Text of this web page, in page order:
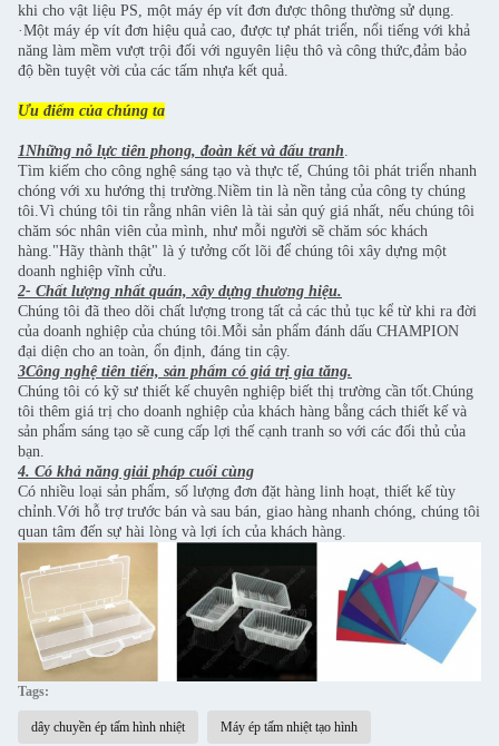
khi cho vật liệu PS, một máy ép vít đơn được thông thường sử dụng.
·Một máy ép vít đơn hiệu quả cao, được tự phát triển, nổi tiếng với khả
năng làm mềm vượt trội đối với nguyên liệu thô và công thức,đảm bảo
độ bền tuyệt vời của các tấm nhựa kết quả.
Ưu điểm của chúng ta
1Những nỗ lực tiên phong, đoàn kết và đấu tranh
Tìm kiếm cho công nghệ sáng tạo và thực tế, Chúng tôi phát triển nhanh
chóng với xu hướng thị trường.Niềm tin là nền tảng của công ty chúng
tôi.Vì chúng tôi tin rằng nhân viên là tài sản quý giá nhất, nếu chúng tôi
chăm sóc nhân viên của mình, như mỗi người sẽ chăm sóc khách
hàng."Hãy thành thật" là ý tưởng cốt lõi để chúng tôi xây dựng một
doanh nghiệp vĩnh cửu.
2- Chất lượng nhất quán, xây dựng thương hiệu.
Chúng tôi đã theo dõi chất lượng trong tất cả các thủ tục kể từ khi ra đời
của doanh nghiệp của chúng tôi.Mỗi sản phẩm đánh dấu CHAMPION
đại diện cho an toàn, ổn định, đáng tin cậy.
3Công nghệ tiên tiến, sản phẩm có giá trị gia tăng.
Chúng tôi có kỹ sư thiết kế chuyên nghiệp biết thị trường cần tốt.Chúng
tôi thêm giá trị cho doanh nghiệp của khách hàng bằng cách thiết kế và
sản phẩm sáng tạo sẽ cung cấp lợi thế cạnh tranh so với các đối thủ của
bạn.
4. Có khả năng giải pháp cuối cùng
Có nhiều loại sản phẩm, số lượng đơn đặt hàng linh hoạt, thiết kế tùy
chỉnh.Với hỗ trợ trước bán và sau bán, giao hàng nhanh chóng, chúng tôi
quan tâm đến sự hài lòng và lợi ích của khách hàng.
Tags:
dây chuyền ép tấm hình nhiệt Máy ép tấm nhiệt tạo hình